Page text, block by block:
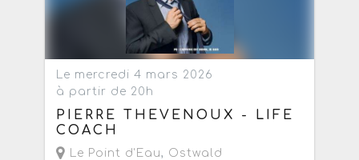
Le mercredi 4 mars 2026
à partir de 20h
PIERRE THEVENOUX - LIFE
COACH
Le Point d'Eau, Ostwald